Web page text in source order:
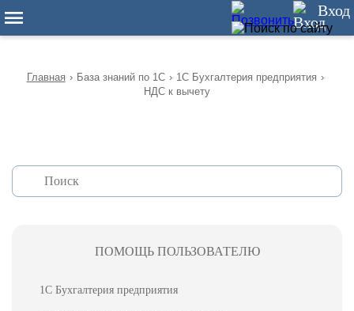
Вход
Главная › База знаний по 1С › 1С Бухгалтерия предприятия ›
НДС к вычету
ПОМОЩЬ ПОЛЬЗОВАТЕЛЮ
1С Бухгалтерия предприятия